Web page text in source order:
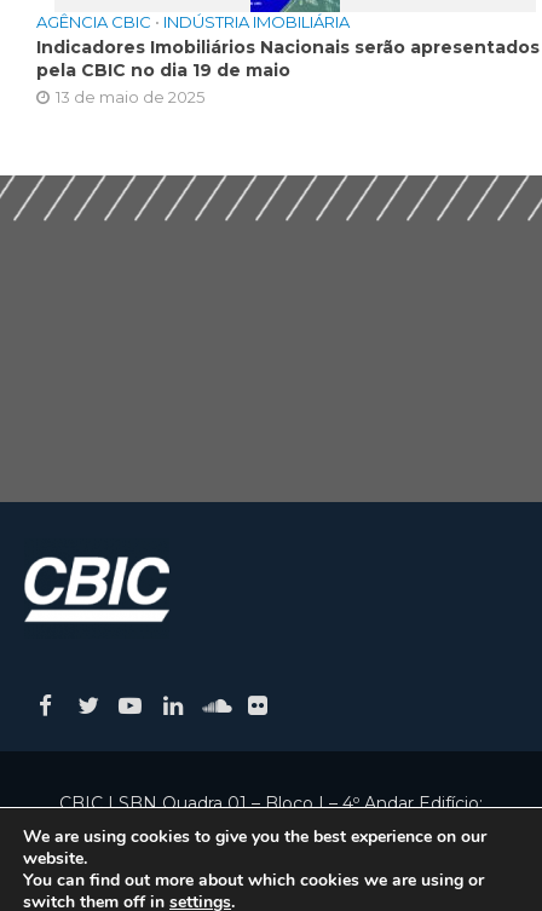
AGÊNCIA CBIC • INDÚSTRIA IMOBILIÁRIA
Indicadores Imobiliários Nacionais serão apresentados
pela CBIC no dia 19 de maio
13 de maio de 2025
CBIC | SBN Quadra 01 – Bloco I – 4º Andar Edifício:
Armando Monteiro Neto - CEP 70.040-913 - Brasília/DF
We are using cookies to give you the best experience on our
website.
You can find out more about which cookies we are using or
switch them off in settings.